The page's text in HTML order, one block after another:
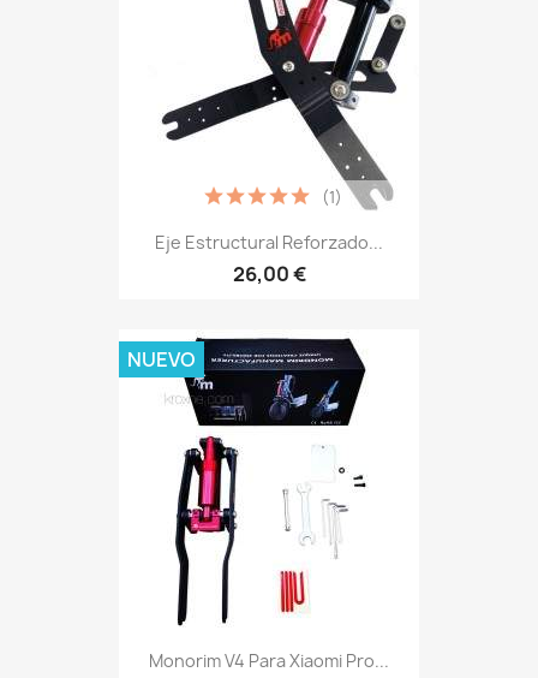
Eje Estructural Reforzado...
26,00 €
(1)
Monorim V4 Para Xiaomi Pro...
NUEVO